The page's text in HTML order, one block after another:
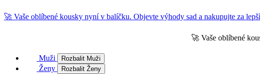
🚀 Vaše oblíbené kousky nyní v balíčku. Objevte výhody sad a nakupujte za
🚀 Vaše oblíbené
Muži Rozbalit Muži
Ženy Rozbalit Ženy